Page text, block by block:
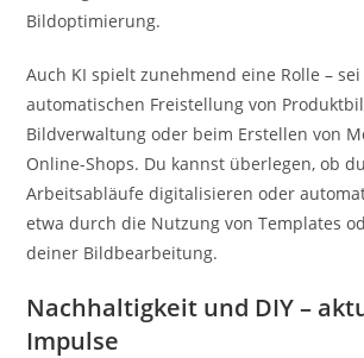
Bildoptimierung.
Auch KI spielt zunehmend eine Rolle –
automatischen Freistellung von
Bildverwaltung oder beim Erstellen von
Online-Shops. Du kannst überlegen, ob
Arbeitsabläufe digitalisieren oder
etwa durch die Nutzung von Templates
deiner Bildbearbeitung.
Nachhaltigkeit und DIY –
Impulse